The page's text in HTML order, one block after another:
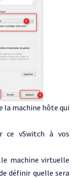
la machine hôte qui
ce vSwitch à vos
machine virtuelle
définir quelle sera